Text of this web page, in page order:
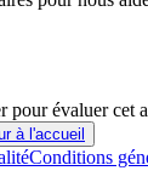
pour évaluer cet
à l'accueil
Conditions